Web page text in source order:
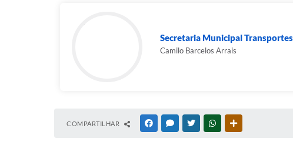
Secretaria Municipal
Camilo Barcelos Arrais
COMPARTILHAR FACEBOOKMESSENGER
TWITTERWHATSAPP